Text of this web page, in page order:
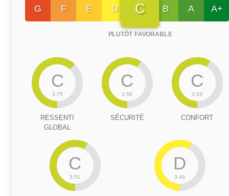
G F E D C
PLUTÔT FAVORABLE
B A A+
C
3.75
RESSENTI
GLOBAL
C
3.56
SÉCURITÉ
C
3.53
CONFORT
C
3.51
D
3.49